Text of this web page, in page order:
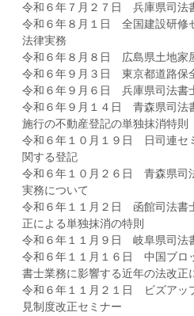
令和６年７月２７日 兵庫県司法
令和６年８月１日 全国建設研
法律実務
令和６年８月８日 広島県土地家
令和６年９月３日 東京都道路保
令和６年９月６日 兵庫県司法書
令和６年９月１４日 青森県司法
施行の不動産登記の単独抹消特則
令和６年１０月１９日 日司連セ
関する登記
令和６年１０月２６日 青森県
実務について
令和６年１１月２日 函館司法書
正による単独抹消の特則
令和６年１１月９日 岐阜県司法
令和６年１１月１６日 中国ブ
書士業務に影響する近年の法改正
令和６年１１月２１日 ビズアッ
見制度改正セミナー